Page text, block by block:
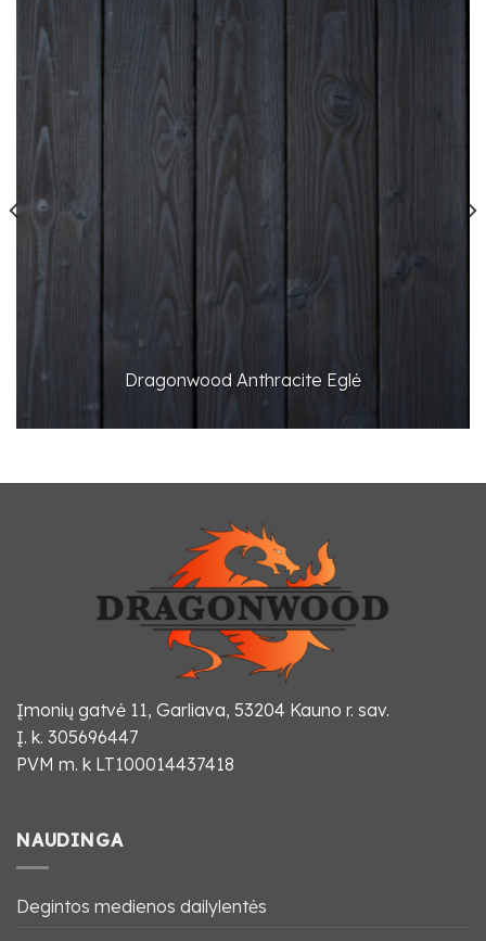
Dragonwood Anthracite Eglė
Įmonių gatvė 11, Garliava, 53204 Kauno r. sav.
Į. k. 305696447
PVM m. k LT100014437418
NAUDINGA
Degintos medienos dailylentės